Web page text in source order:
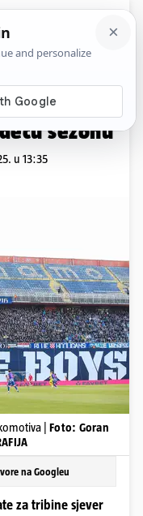
Komentari
su
sezonu
u 13:35
| Foto: Goran
na Googleu
za tribine sjever